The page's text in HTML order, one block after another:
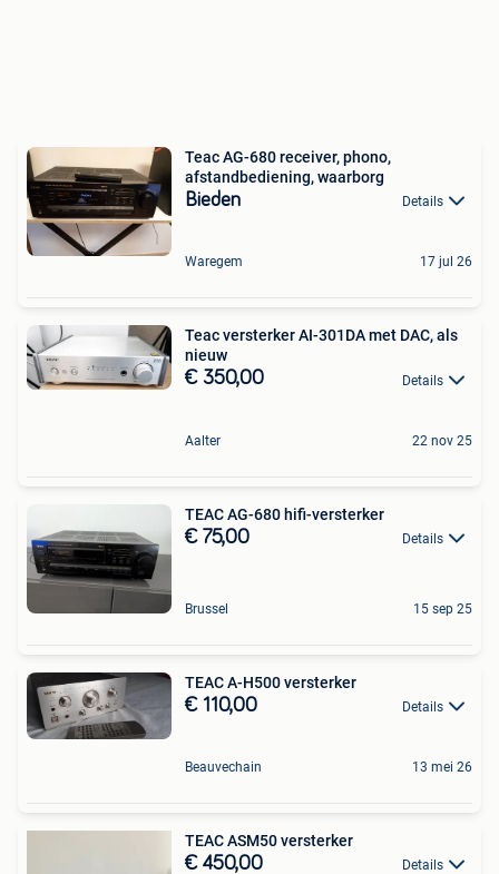
Teac AG-680 receiver, phono,
afstandbediening, waarborg
Bieden Details
Waregem 17 jul 26
Teac versterker AI-301DA met DAC, als
nieuw
€ 350,00 Details
Aalter 22 nov 25
TEAC AG-680 hifi-versterker
€ 75,00 Details
Brussel 15 sep 25
TEAC A-H500 versterker
€ 110,00 Details
Beauvechain 13 mei 26
TEAC ASM50 versterker
€ 450,00 Details